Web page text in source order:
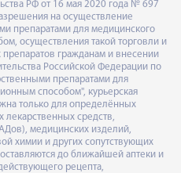
РФ от 16 мая 2020 года № 697
на осуществление
препаратами для медицинского
осуществления такой торговли и
препаратов гражданам и внесении
Российской Федерации по
препаратами для
способом", курьерская
только для определённых
лекарственных средств,
медицинских изделий,
химии и других сопутствующих
до ближайшей аптеки и
рецепта,